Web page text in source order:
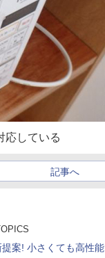
応している
記事へ
案! 小さくても高性能